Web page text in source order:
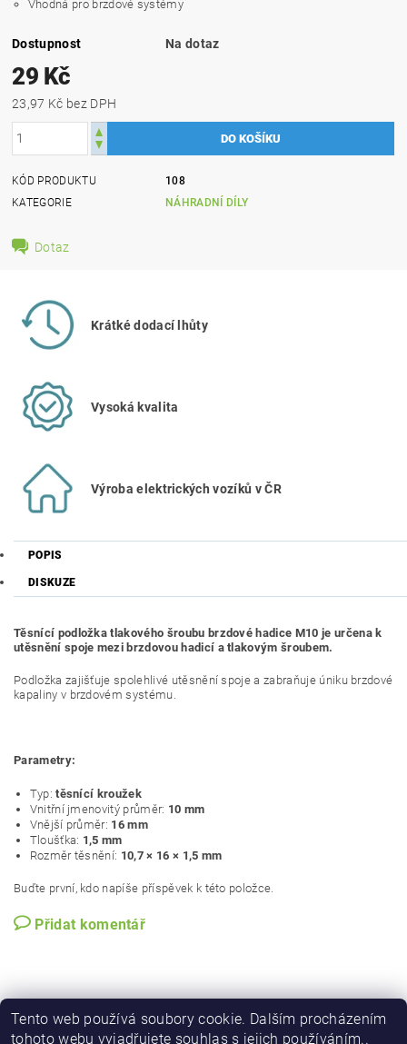
Vhodná pro brzdové systémy
Dostupnost Na dotaz
29 Kč
23,97 Kč bez DPH
KÓD PRODUKTU
108
KATEGORIE
NÁHRADNÍ DÍLY
Dotaz
Krátké dodací lhůty
Vysoká kvalita
Výroba elektrických vozíků v ČR
POPIS
DISKUZE
Těsnící podložka tlakového šroubu brzdové hadice M10 je určena k
utěsnění spoje mezi brzdovou hadicí a tlakovým šroubem.
Podložka zajišťuje spolehlivé utěsnění spoje a zabraňuje úniku brzdové
kapaliny v brzdovém systému.
Parametry:
Typ:těsnící kroužek
Vnitřní jmenovitý průměr: 10 mm
Vnější průměr: 16 mm
Tloušťka: 1,5 mm
Rozměr těsnění: 10,7 × 16 × 1,5 mm
Buďte první, kdo napíše příspěvek k této položce.
Přidat komentář
Tento web používá soubory cookie. Dalším procházením
tohoto webu vyjadřujete souhlas s jejich používáním..